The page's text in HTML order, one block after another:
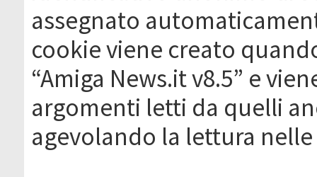
assegnato
cookie viene creato
“Amiga News.it v8.5” e
argomenti letti da quelli
agevolando la lettura